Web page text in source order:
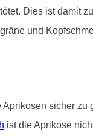
Dies ist damit
und
sicher
ist die Aprikose